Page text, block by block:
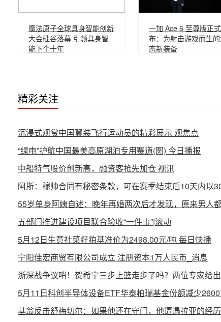
魔法原子全球具身智能创新
大会硅谷落幕 引领具身智
能下个十年
一加 Ace 6 至尊版正
布：为射击游戏而生
态新装备
精彩关注
沉浸式观赏中国翼装飞行运动员的精彩展示 观焦点
“绿电”护航中国最美高原湖泊专用赛道(图) 今日播报
中船特气股价创新高，融资客抢先加仓 视讯
阿斯：穆帅合同有秘密条款，可在赛季结束后10天内以
55岁单身阿姨自述：晚年再婚两次后才发现，原来男人
五部门推进建设项目联合验收“一件事”|滚动
5月12日生意社菜籽粕基准价为2498.00元/吨 每日快播
宁阳佳宏商贸有限公司成立 注册资本1万人民币_消息
浙深战争议哨！贺希宁三步上篮走步了吗？两位专家给
5月11日科创半导体设备ETF华泰柏瑞基金份额减少
基翁反击舒梅切尔：如果他还在守门，他遭遇拉亚的经